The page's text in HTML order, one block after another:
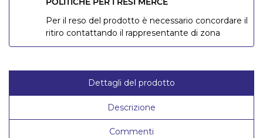
Per il reso del prodotto è necessario concordare il
ritiro contattando il rappresentante di zona
Dettagli del prodotto
Descrizione
Commenti